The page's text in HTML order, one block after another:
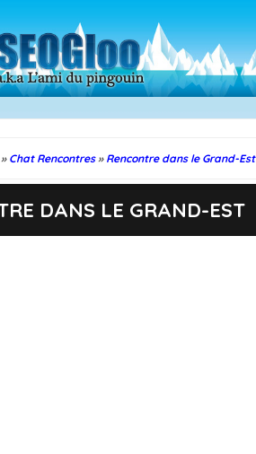
» Chat Rencontres » Rencontre dans le Grand-Est
DANS LE GRAND-EST